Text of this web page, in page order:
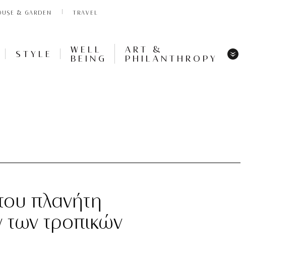
& GARDEN TRAVEL
STYLE
WELL
BEING
ART &
PHILANTHROPY
πλανήτη
των τροπικών